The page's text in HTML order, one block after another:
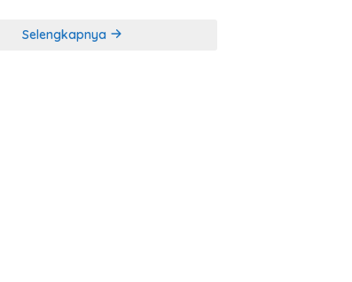
Selengkapnya